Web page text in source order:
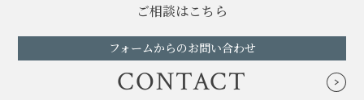
ご相談はこちら
フォームからのお問い合わせ
CONTACT